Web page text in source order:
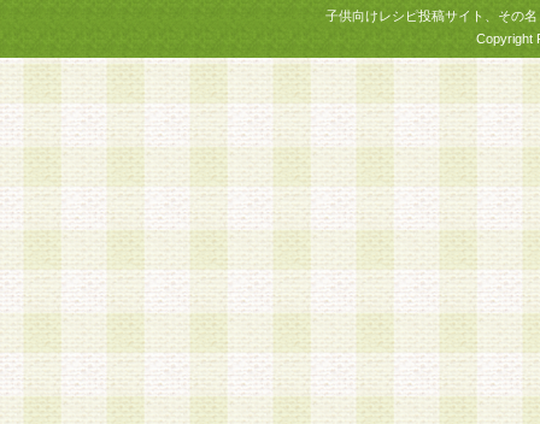
子供向けレシピ投稿サイト、その
Copyright